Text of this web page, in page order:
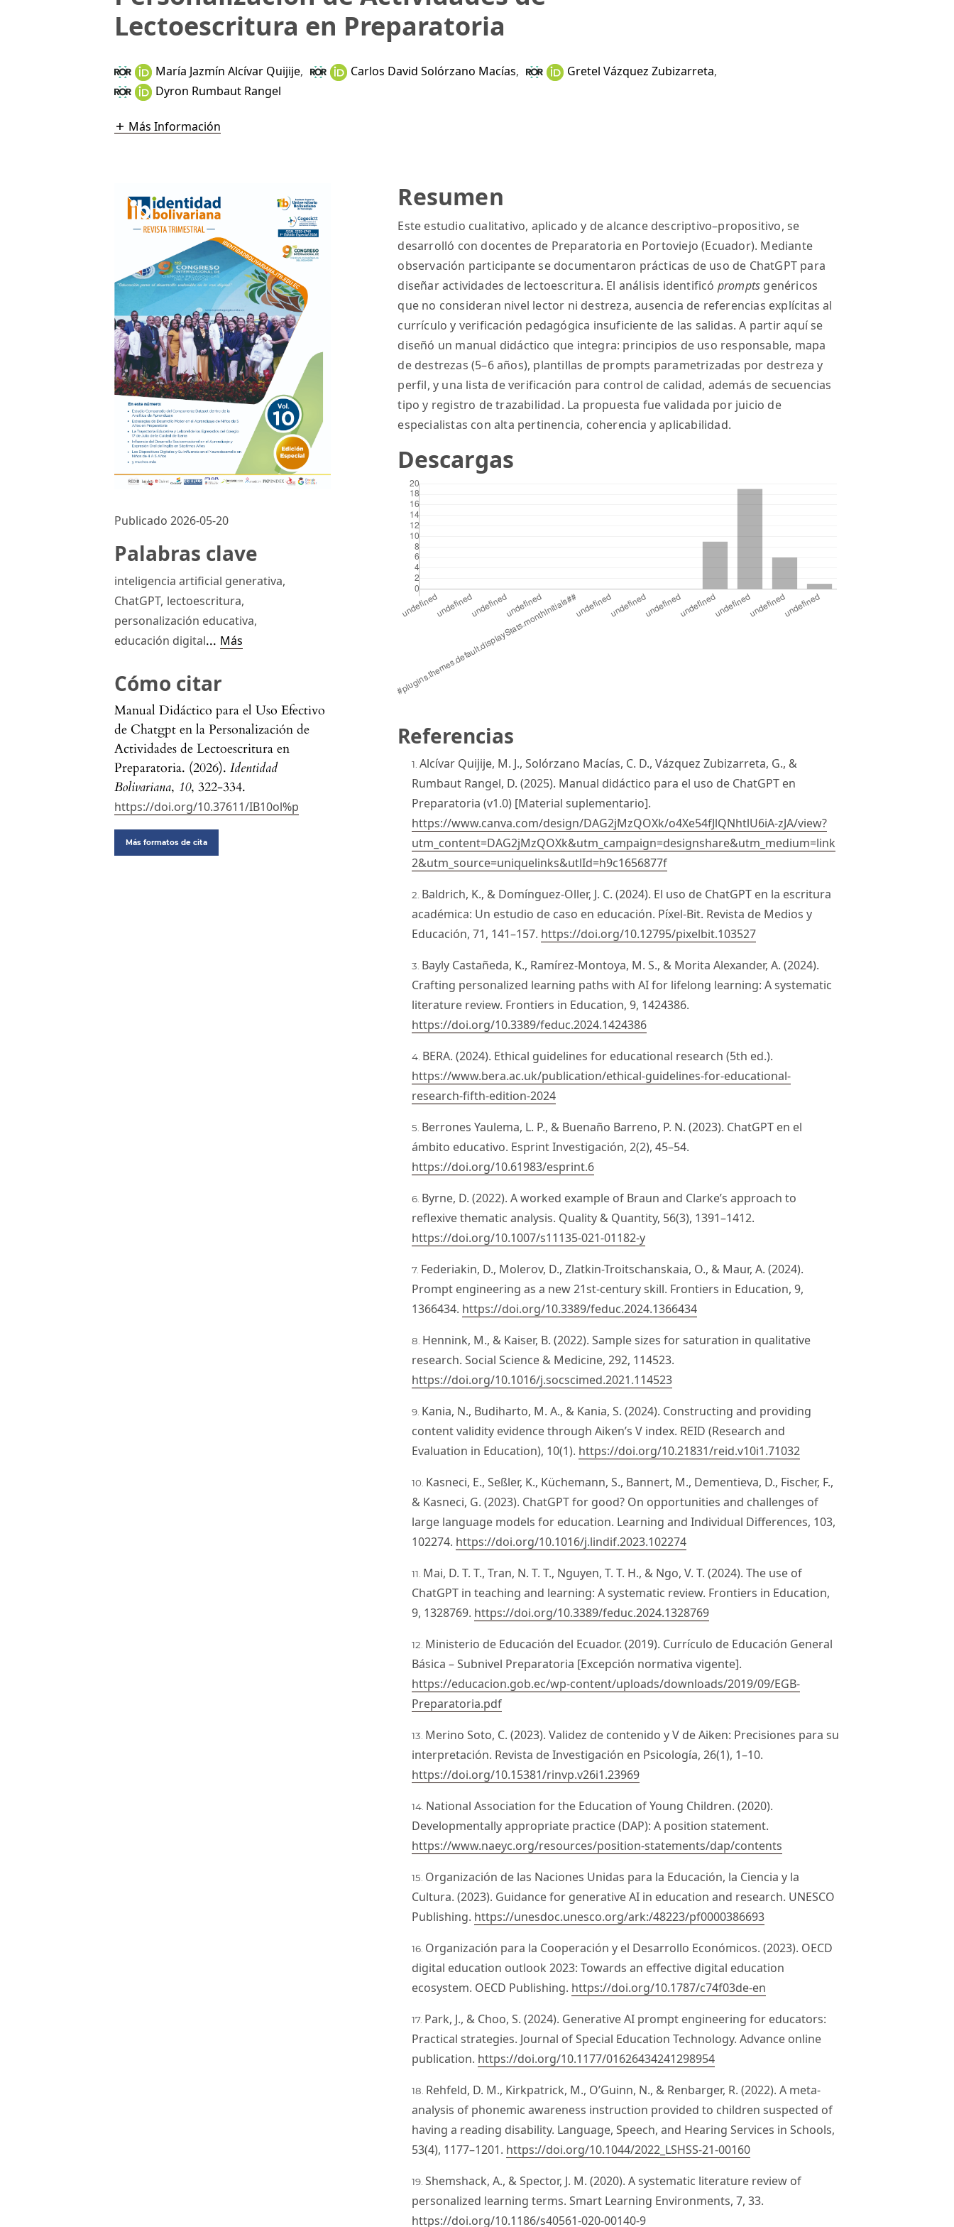
Lectoescritura en Preparatoria
María Jazmín Alcívar Quijije, Carlos David Solórzano Macías, Gretel Vázquez Zubizarreta,
Dyron Rumbaut Rangel
Más Información
Publicado 2026-05-20
Palabras clave
inteligencia artificial generativa,
ChatGPT, lectoescritura,
personalización educativa,
educación digital... Más
Cómo citar
Manual Didáctico para el Uso Efectivo
de Chatgpt en la Personalización de
Actividades de Lectoescritura en
Preparatoria. (2026).Identidad
Bolivariana, 10, 322-334.
https://doi.org/10.37611/IB10ol%p
Más formatos de cita
Resumen
Este estudio cualitativo, aplicado y de alcance descriptivo–propositivo, se
desarrolló con docentes de Preparatoria en Portoviejo (Ecuador). Mediante
observación participante se documentaron prácticas de uso de ChatGPT para
diseñar actividades de lectoescritura. El análisis identificó prompts genéricos
que no consideran nivel lector ni destreza, ausencia de referencias explícitas al
currículo y verificación pedagógica insuficiente de las salidas. A partir aquí se
diseñó un manual didáctico que integra: principios de uso responsable, mapa
de destrezas (5–6 años), plantillas de prompts parametrizadas por destreza y
perfil, y una lista de verificación para control de calidad, además de secuencias
tipo y registro de trazabilidad. La propuesta fue validada por juicio de
especialistas con alta pertinencia, coherencia y aplicabilidad.
Descargas
Referencias
Alcívar Quijije, M. J., Solórzano Macías, C. D., Vázquez Zubizarreta, G., &
Rumbaut Rangel, D. (2025). Manual didáctico para el uso de ChatGPT en
Preparatoria (v1.0) [Material suplementario].
https://www.canva.com/design/DAG2jMzQOXk/o4Xe54fJlQNhtlU6iA-zJA/view?
utm_content=DAG2jMzQOXk&utm_campaign=designshare&utm_medium=link
2&utm_source=uniquelinks&utlId=h9c1656877f
Baldrich, K., & Domínguez-Oller, J. C. (2024). El uso de ChatGPT en la escritura
académica: Un estudio de caso en educación. Píxel-Bit. Revista de Medios y
Educación, 71, 141–157. https://doi.org/10.12795/pixelbit.103527
Bayly Castañeda, K., Ramírez-Montoya, M. S., & Morita Alexander, A. (2024).
Crafting personalized learning paths with AI for lifelong learning: A systematic
literature review. Frontiers in Education, 9, 1424386.
https://doi.org/10.3389/feduc.2024.1424386
BERA. (2024). Ethical guidelines for educational research (5th ed.).
https://www.bera.ac.uk/publication/ethical-guidelines-for-educational-
research-fifth-edition-2024
Berrones Yaulema, L. P., & Buenaño Barreno, P. N. (2023). ChatGPT en el
ámbito educativo. Esprint Investigación, 2(2), 45–54.
https://doi.org/10.61983/esprint.6
Byrne, D. (2022). A worked example of Braun and Clarke’s approach to
reflexive thematic analysis. Quality & Quantity, 56(3), 1391–1412.
https://doi.org/10.1007/s11135-021-01182-y
Federiakin, D., Molerov, D., Zlatkin-Troitschanskaia, O., & Maur, A. (2024).
Prompt engineering as a new 21st-century skill. Frontiers in Education, 9,
1366434. https://doi.org/10.3389/feduc.2024.1366434
Hennink, M., & Kaiser, B. (2022). Sample sizes for saturation in qualitative
research. Social Science & Medicine, 292, 114523.
https://doi.org/10.1016/j.socscimed.2021.114523
Kania, N., Budiharto, M. A., & Kania, S. (2024). Constructing and providing
content validity evidence through Aiken’s V index. REID (Research and
Evaluation in Education), 10(1). https://doi.org/10.21831/reid.v10i1.71032
Kasneci, E., Seßler, K., Küchemann, S., Bannert, M., Dementieva, D., Fischer, F.,
& Kasneci, G. (2023). ChatGPT for good? On opportunities and challenges of
large language models for education. Learning and Individual Differences, 103,
102274. https://doi.org/10.1016/j.lindif.2023.102274
Mai, D. T. T., Tran, N. T. T., Nguyen, T. T. H., & Ngo, V. T. (2024). The use of
ChatGPT in teaching and learning: A systematic review. Frontiers in Education,
9, 1328769. https://doi.org/10.3389/feduc.2024.1328769
Ministerio de Educación del Ecuador. (2019). Currículo de Educación General
Básica – Subnivel Preparatoria [Excepción normativa vigente].
https://educacion.gob.ec/wp-content/uploads/downloads/2019/09/EGB-
Preparatoria.pdf
Merino Soto, C. (2023). Validez de contenido y V de Aiken: Precisiones para su
interpretación. Revista de Investigación en Psicología, 26(1), 1–10.
https://doi.org/10.15381/rinvp.v26i1.23969
National Association for the Education of Young Children. (2020).
Developmentally appropriate practice (DAP): A position statement.
https://www.naeyc.org/resources/position-statements/dap/contents
Organización de las Naciones Unidas para la Educación, la Ciencia y la
Cultura. (2023). Guidance for generative AI in education and research. UNESCO
Publishing. https://unesdoc.unesco.org/ark:/48223/pf0000386693
Organización para la Cooperación y el Desarrollo Económicos. (2023). OECD
digital education outlook 2023: Towards an effective digital education
ecosystem. OECD Publishing. https://doi.org/10.1787/c74f03de-en
Park, J., & Choo, S. (2024). Generative AI prompt engineering for educators:
Practical strategies. Journal of Special Education Technology. Advance online
publication. https://doi.org/10.1177/01626434241298954
Rehfeld, D. M., Kirkpatrick, M., O’Guinn, N., & Renbarger, R. (2022). A meta-
analysis of phonemic awareness instruction provided to children suspected of
having a reading disability. Language, Speech, and Hearing Services in Schools,
53(4), 1177–1201. https://doi.org/10.1044/2022_LSHSS-21-00160
Shemshack, A., & Spector, J. M. (2020). A systematic literature review of
personalized learning terms. Smart Learning Environments, 7, 33.
https://doi.org/10.1186/s40561-020-00140-9